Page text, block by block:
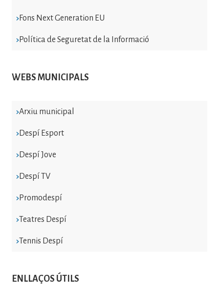
Fons Next Generation EU
Política de Seguretat de la Informació
WEBS MUNICIPALS
Arxiu municipal
Despí Esport
Despí Jove
Despí TV
Promodespí
Teatres Despí
Tennis Despí
ENLLAÇOS ÚTILS